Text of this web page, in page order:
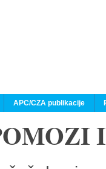
APC/CZA publikacije